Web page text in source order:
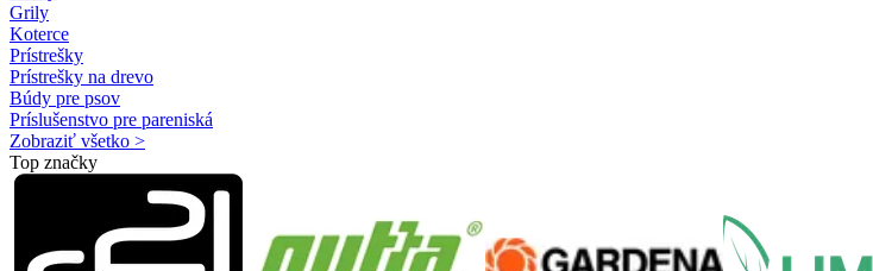
Grily
Koterce
Prístrešky
Prístrešky na drevo
Búdy pre psov
Príslušenstvo pre pareniská
Zobraziť všetko >
Top značky